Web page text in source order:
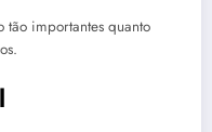
tão importantes quanto